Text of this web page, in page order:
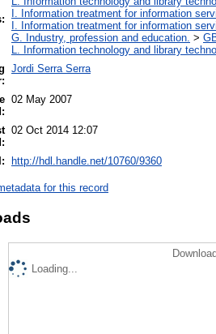
I. Information treatment for information
I. Information treatment for information
G. Industry, profession and education. >
L. Information technology and library
Jordi Serra Serra
02 May 2007
02 Oct 2014 12:07
http://hdl.handle.net/10760/9360
for this record
Loading...